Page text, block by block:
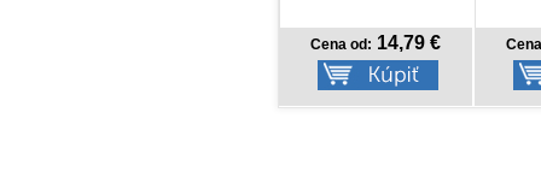
Cena od: 14,06 €